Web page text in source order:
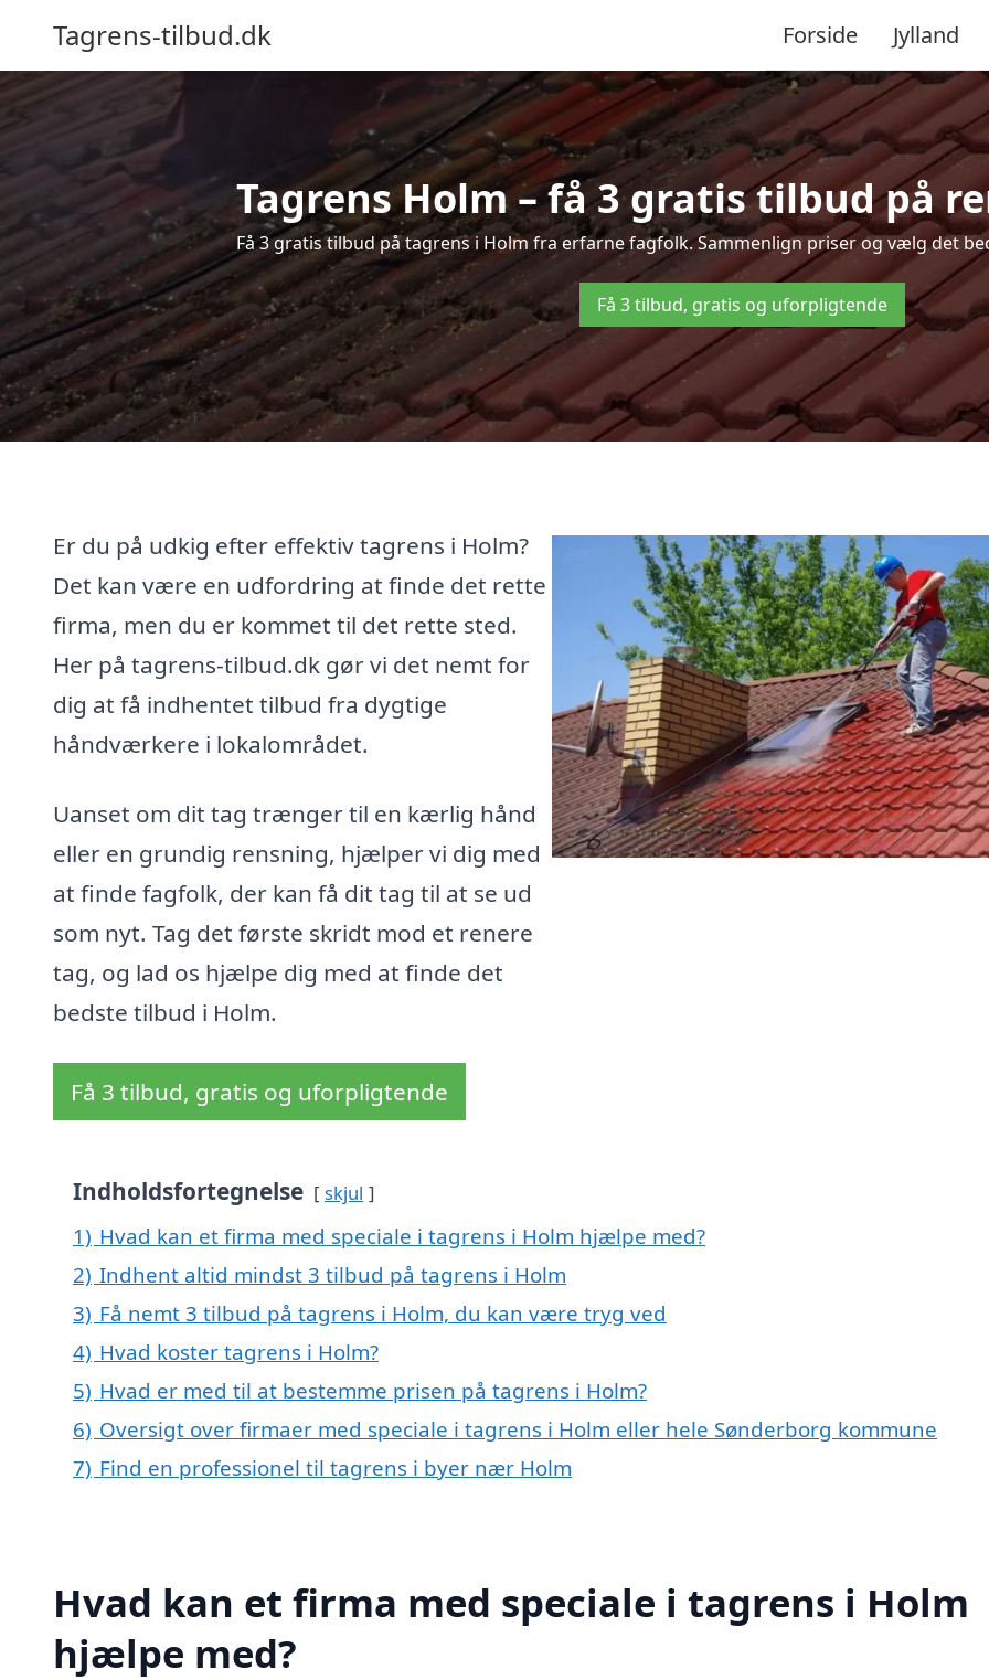
Tagrens-tilbud.dk Forside Jylland
Tagrens Holm – få 3 gratis tilbud på
Få 3 gratis tilbud på tagrens i Holm fra erfarne fagfolk. Sammenlign priser og vælg det
Få 3 tilbud, gratis og uforpligtende
Er du på udkig efter effektiv tagrens i Holm?
Det kan være en udfordring at finde det rette
firma, men du er kommet til det rette sted.
Her på tagrens-tilbud.dk gør vi det nemt for
dig at få indhentet tilbud fra dygtige
håndværkere i lokalområdet.
Uanset om dit tag trænger til en kærlig hånd
eller en grundig rensning, hjælper vi dig med
at finde fagfolk, der kan få dit tag til at se ud
som nyt. Tag det første skridt mod et renere
tag, og lad os hjælpe dig med at finde det
bedste tilbud i Holm.
Få 3 tilbud, gratis og uforpligtende
Indholdsfortegnelse skjul
1) Hvad kan et firma med speciale i tagrens i Holm hjælpe med?
2) Indhent altid mindst 3 tilbud på tagrens i Holm
3) Få nemt 3 tilbud på tagrens i Holm, du kan være tryg ved
4) Hvad koster tagrens i Holm?
5) Hvad er med til at bestemme prisen på tagrens i Holm?
6) Oversigt over firmaer med speciale i tagrens i Holm eller hele Sønderborg kommune
7) Find en professionel til tagrens i byer nær Holm
Hvad kan et firma med speciale i tagrens i Holm
hjælpe med?